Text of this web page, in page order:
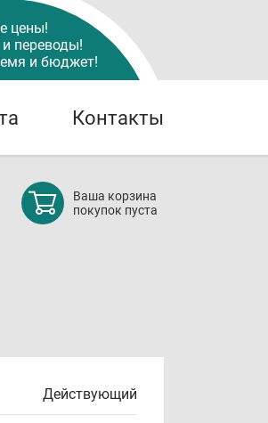
цены!
переводы!
и бюджет!
Контакты
Ваша корзина
покупок пуста
Действующий